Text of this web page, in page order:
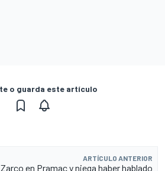
o guarda este artículo
ARTÍCULO ANTERIOR
en Pramac y niega haber hablado